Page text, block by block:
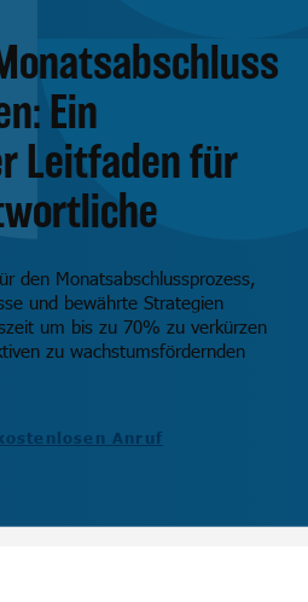
Ein
Leitfaden für
den Monatsabschlussprozess,
und bewährte Strategien
um bis zu 70% zu verkürzen
zu wachstumsfördernden
Anruf